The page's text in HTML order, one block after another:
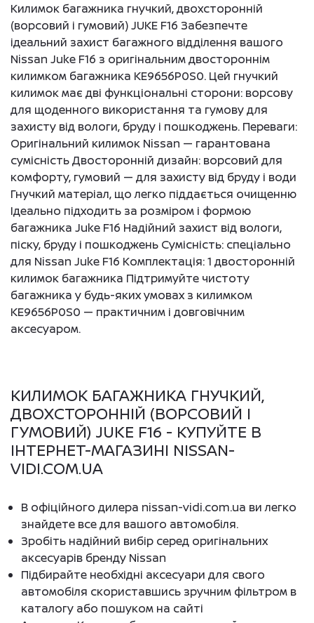
Килимок багажника гнучкий, двохсторонній
(ворсовий і гумовий) JUKE F16 Забезпечте
ідеальний захист багажного відділення вашого
Nissan Juke F16 з оригінальним двостороннім
килимком багажника KE9656P0S0. Цей гнучкий
килимок має дві функціональні сторони: ворсову
для щоденного використання та гумову для
захисту від вологи, бруду і пошкоджень. Переваги:
Оригінальний килимок Nissan — гарантована
сумісність Двосторонній дизайн: ворсовий для
комфорту, гумовий — для захисту від бруду і води
Гнучкий матеріал, що легко піддається очищенню
Ідеально підходить за розміром і формою
багажника Juke F16 Надійний захист від вологи,
піску, бруду і пошкоджень Сумісність: спеціально
для Nissan Juke F16 Комплектація: 1 двосторонній
килимок багажника Підтримуйте чистоту
багажника у будь-яких умовах з килимком
KE9656P0S0 — практичним і довговічним
аксесуаром.
КИЛИМОК БАГАЖНИКА ГНУЧКИЙ,
ДВОХСТОРОННІЙ (ВОРСОВИЙ І
ГУМОВИЙ) JUKE F16 - КУПУЙТЕ В
ІНТЕРНЕТ-МАГАЗИНІ NISSAN-
VIDI.COM.UA
В офіційного дилера nissan-vidi.com.ua ви легко
знайдете все для вашого автомобіля.
Зробіть надійний вибір серед оригінальних
аксесуарів бренду Nissan
Підбирайте необхідні аксесуари для свого
автомобіля скориставшись зручним фільтром в
каталогу або пошуком на сайті